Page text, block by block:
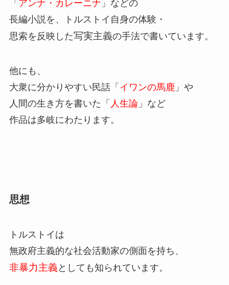
「 アンナ・カレーニナ 」などの
長編小説を、トルストイ自身の体験・
思索を反映した写実主義の手法で書いています。
他にも、
大衆に分かりやすい民話「 イワンの馬鹿」や
人間の生き方を書いた「 人生論 」など
作品は多岐にわたります。
思想
トルストイは
無政府主義的な社会活動家の側面を持ち、
非暴力主義 としても知られています。